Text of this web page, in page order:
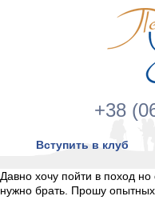
+38
Вступить в клуб
Давно хочу пойти в поход
нужно брать. Прошу